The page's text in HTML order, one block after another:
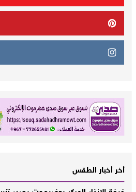
أخر أخبار الطقس